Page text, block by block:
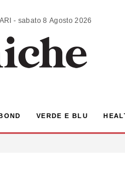
ANALISI | COMMENTI | SCENARI - sabato 8 Agosto 2026
VERDE E BLU